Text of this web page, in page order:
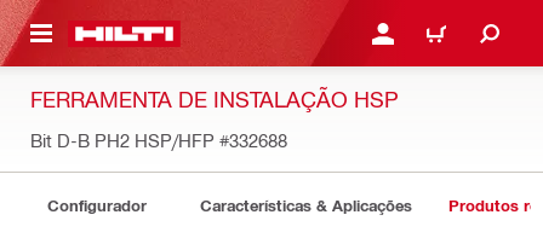
CONTENT ENTRAR OU REGISTAR
CARRINHO
FERRAMENTA DE INSTALAÇÃO HSP
Bit D-B PH2 HSP/HFP #332688
Configurador Características & Aplicações Produtos